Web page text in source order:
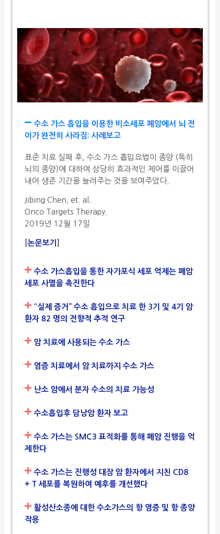
수소 가스 흡입을 이용한 비소세포 폐암에서 뇌 전
이가 완전히 사라짐: 사례보고
표준 치료 실패 후, 수소 가스 흡입요법이 종양 (특히
뇌의 종양)에 대하여 상당히 효과적인 제어를 이끌어
내어 생존 기간을 늘려주는 것을 보여주었다.
Jibing Chen, et. al.
Onco Targets Therapy.
2019년 12월 17일
논문보기
수소 가스흡입을 통한 자가포식 세포 억제는 폐암
세포 사멸을 촉진한다
“실제 증거” 수소 흡입으로 치료 한 3기 및 4기 암
환자 82 명의 전향적 추적 연구
암 치료에 사용되는 수소 가스
염증 치료에서 암 치료까지 수소 가스
난소 암에서 분자 수소의 치료 가능성
수소흡입후 담낭암 환자 보고
수소 가스는 SMC3 표적화를 통해 폐암 진행을 억
제한다
수소 가스는 진행성 대장 암 환자에서 지친 CD8
+ T 세포를 복원하여 예후를 개선했다
활성산소종에 대한 수소가스의 항 염증 및 항 종양
작용